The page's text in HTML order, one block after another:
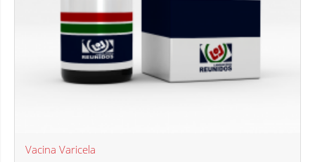
Vacina Varicela